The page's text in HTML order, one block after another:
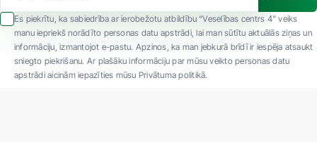
Es piekrītu, ka sabiedrība ar ierobežotu atbildību “Veselības centrs 4” veiks
manu iepriekš norādīto personas datu apstrādi, lai man sūtītu aktuālās ziņas un
informāciju, izmantojot e-pastu. Apzinos, ka man jebkurā brīdī ir iespēja atsaukt
sniegto piekrišanu. Ar plašāku informāciju par mūsu veikto personas datu
apstrādi aicinām iepazīties mūsu Privātuma politikā.